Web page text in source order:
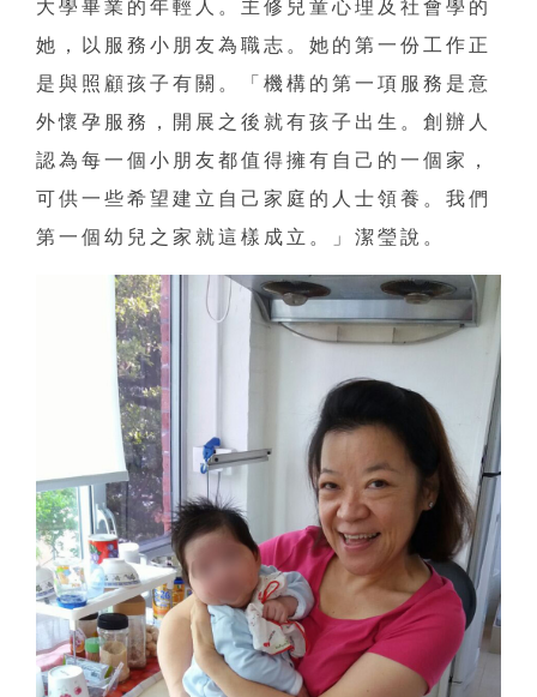
大學畢業的年輕人。主修兒童心理及社會學的
她，以服務小朋友為職志。她的第一份工作正
是與照顧孩子有關。「機構的第一項服務是意
外懷孕服務，開展之後就有孩子出生。創辦人
認為每一個小朋友都值得擁有自己的一個家，
可供一些希望建立自己家庭的人士領養。我們
第一個幼兒之家就這樣成立。」潔瑩說。